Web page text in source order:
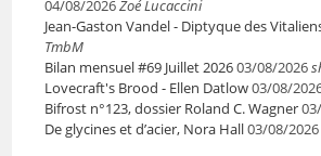
04/08/2026Zoé Lucaccini
Jean-Gaston Vandel - Diptyque des
TmbM
Bilan mensuel #69 Juillet 202603/08/2026
Lovecraft's Brood - Ellen Datlow03/08/
Bifrost n°123, dossier Roland C. Wagner
De glycines et d’acier, Nora Hall03/08/2026